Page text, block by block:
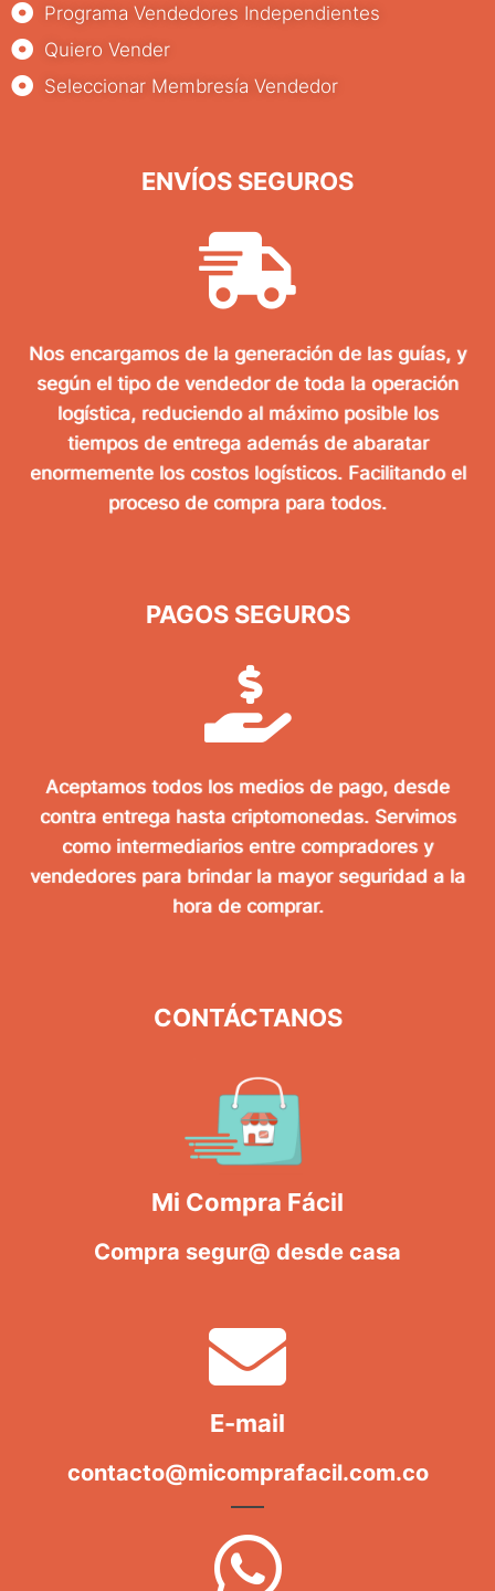
Programa Vendedores Independientes
Quiero Vender
Seleccionar Membresía Vendedor
ENVÍOS SEGUROS
Nos encargamos de la generación de las guías, y
según el tipo de vendedor de toda la operación
logística, reduciendo al máximo posible los
tiempos de entrega además de abaratar
enormemente los costos logísticos. Facilitando el
proceso de compra para todos.
PAGOS SEGUROS
Aceptamos todos los medios de pago, desde
contra entrega hasta criptomonedas. Servimos
como intermediarios entre compradores y
vendedores para brindar la mayor seguridad a la
hora de comprar.
CONTÁCTANOS
Mi Compra Fácil
Compra segur@ desde casa
E-mail
contacto@micomprafacil.com.co